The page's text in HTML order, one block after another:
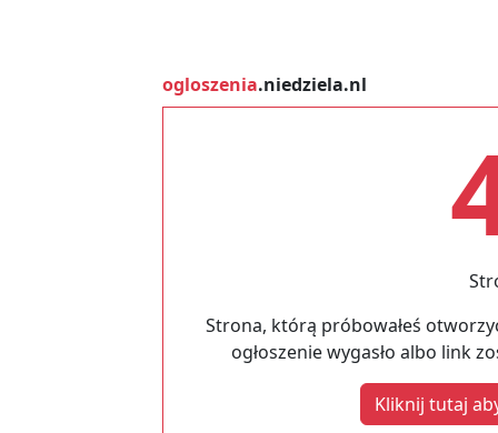
ogloszenia.niedziela.nl
Strona, którą próbowałeś
ogłoszenie wygasło albo link
Kliknij tutaj